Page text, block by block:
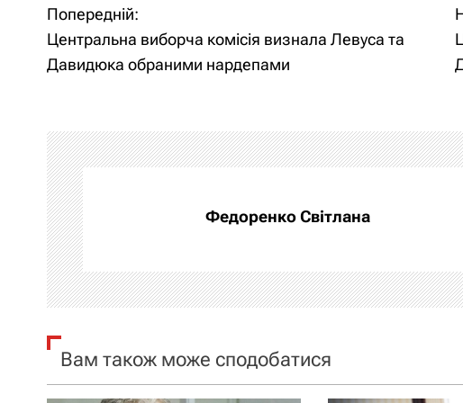
Н
а
і
г
а
ц
і
я
Попередній:
Центральна виборча комісія визнала Левуса та
Давидюка обраними нардепами
Федоренко Світлана
Вам також може сподобатися